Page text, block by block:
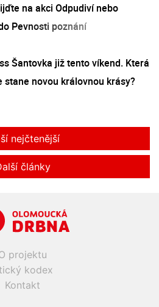
na akci Odpudiví nebo
Pevnosti poznání
Šantovka již tento víkend. Která
stane novou královnou krásy?
nejčtenější
články
projektu
kodex
Kontakt